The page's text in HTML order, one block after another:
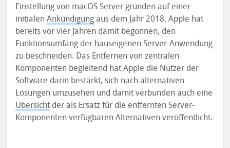
Einstellung von macOS Server gründen auf einer
initialenAnkündigung aus dem Jahr 2018. Apple hat
bereits vor vier Jahren damit begonnen, den
Funktionsumfang der hauseigenen Server-Anwendung
zu beschneiden. Das Entfernen von zentralen
Komponenten begleitend hat Apple die Nutzer der
Software darin bestärkt, sich nach alternativen
Lösungen umzusehen und damit verbunden auch eine
Übersicht der als Ersatz für die entfernten Server-
Komponenten verfügbaren Alternativen veröffentlicht.